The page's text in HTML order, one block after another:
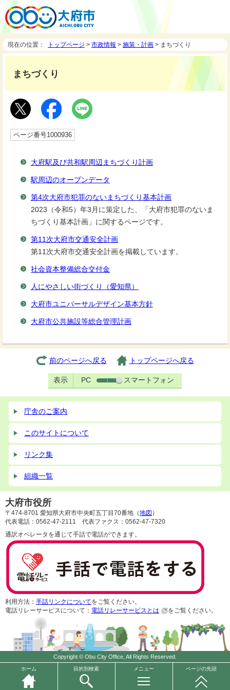
現在の位置： トップページ > 市政情報 > 施策・計画 > まちづくり
まちづくり
ページ番号1000936
大府駅及び共和駅周辺まちづくり計画
駅周辺のオープンデータ
第4次大府市犯罪のないまちづくり基本計画
2023（令和5）年3月に策定した、「大府市犯罪のないま
ちづくり基本計画」に関するページです。
第11次大府市交通安全計画
第11次大府市交通安全計画を掲載しています。
社会資本整備総合交付金
人にやさしい街づくり（愛知県）
大府市ユニバーサルデザイン基本方針
大府市公共施設等総合管理計画
前のページへ戻る トップページへ戻る
表示 PC スマートフォン
ホーム 目的別検索 メニュー ページの先頭
庁舎のご案内
このサイトについて
リンク集
組織一覧
大府市役所
〒474-8701 愛知県大府市中央町五丁目70番地（地図 ）
代表電話：0562-47-2111 代表ファクス：0562-47-7320
通訳オペレータを通じて手話で電話ができます。
利用方法： 手話リンクについてをご覧ください。
電話リレーサービスについて： 電話リレーサービスとは をご覧ください。
Copyright © Obu City Office, All Rights Reserved.